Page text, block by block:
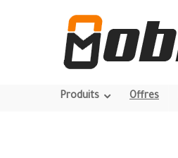
Produits Offres